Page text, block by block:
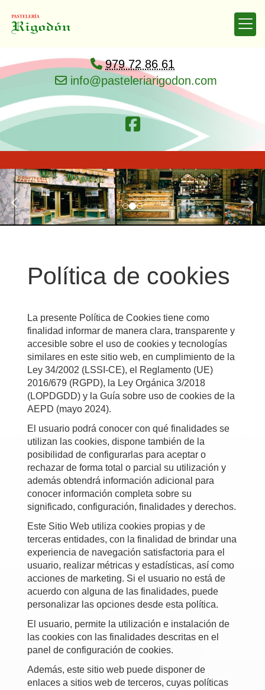
979 72 86 61
info
pasteleriarigodon.com
prev
Política de cookies
La presente Política de Cookies tiene como
finalidad informar de manera clara, transparente y
accesible sobre el uso de cookies y tecnologías
similares en este sitio web, en cumplimiento de la
Ley 34/2002 (LSSI-CE), el Reglamento (UE)
2016/679 (RGPD), la Ley Orgánica 3/2018
(LOPDGDD) y la Guía sobre uso de cookies de la
AEPD (mayo 2024).
El usuario podrá conocer con qué finalidades se
utilizan las cookies, dispone también de la
posibilidad de configurarlas para aceptar o
rechazar de forma total o parcial su utilización y
además obtendrá información adicional para
conocer información completa sobre su
significado, configuración, finalidades y derechos.
Este Sitio Web utiliza cookies propias y de
terceras entidades, con la finalidad de brindar una
experiencia de navegación satisfactoria para el
usuario, realizar métricas y estadísticas, así como
acciones de marketing. Si el usuario no está de
acuerdo con alguna de las finalidades, puede
personalizar las opciones desde esta política.
El usuario, permite la utilización e instalación de
las cookies con las finalidades descritas en el
panel de configuración de cookies.
Además, este sitio web puede disponer de
enlaces a sitios web de terceros, cuyas políticas